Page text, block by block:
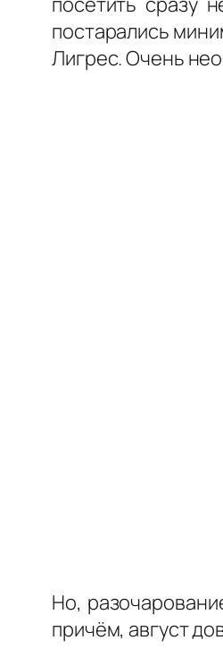
постарались
Лигрес. Очень
Но,
причём, август